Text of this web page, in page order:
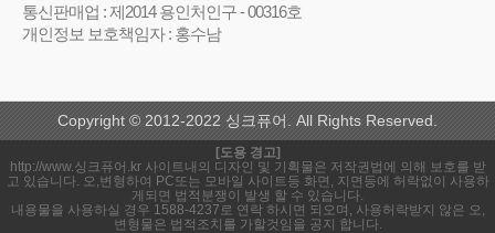
통신판매업 : 제2014 용인처인구 - 00316호
개인정보 보호책임자 : 홍수남
Copyright © 2012-2022 싱크퓨어. All Rights Reserved.
[도용 경고]
http://www.싱크퓨어.kr 사이트내의 디자인 및 기획물은 저작권법에 의해 보호를 받
고 있습니다. 오,변형하여 PC또는 모바일 사이트등 화면, 지면등에 허락없이 사용하
게되면 법적분쟁이 발생 할 수 있습니다.
내용물을 사용하실 경우 1588-4237로 연락 하시면 되오며, 사용허락받지 않은 오,
변형물은 법적조치를 가할것임을 공지 합니다.